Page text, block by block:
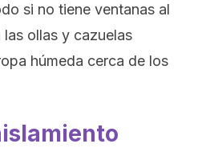
si no tiene ventanas al
ollas y cazuelas
húmeda cerca de los